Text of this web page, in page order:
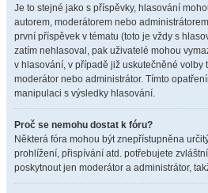
Je to stejné jako s příspěvky, hlasování
autorem, moderátorem nebo
první příspěvek v tématu (toto je vždy s
zatím nehlasoval, pak uživatelé mohou
v hlasování, v případě již uskutečněné volby
moderátor nebo administrátor. Tímto
manipulaci s výsledky hlasování.
Proč se nemohu dostat k fóru?
Některá fóra mohou být znepřístupněna
prohlížení, přispívání atd. potřebujete
poskytnout jen moderátor a administrátor,